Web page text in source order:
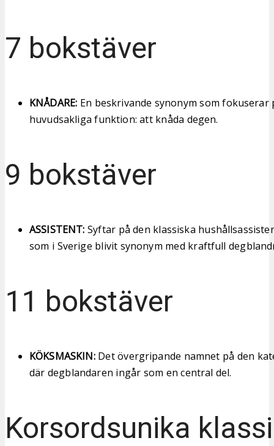
7 bokstäver
KNÅDARE: En beskrivande synonym som fokuserar
huvudsakliga funktion: att knåda degen.
9 bokstäver
ASSISTENT: Syftar på den klassiska
som i Sverige blivit synonym med kraftfull
11 bokstäver
KÖKSMASKIN:Det övergripande namnet på den
där degblandaren ingår som en central del.
Korsordsunika